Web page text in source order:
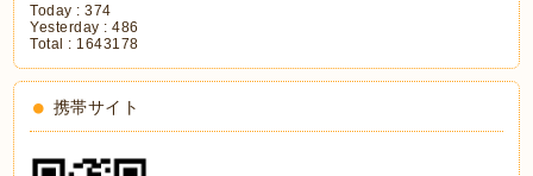
Today :374
Yesterday :486
Total : 1643178
携帯サイト